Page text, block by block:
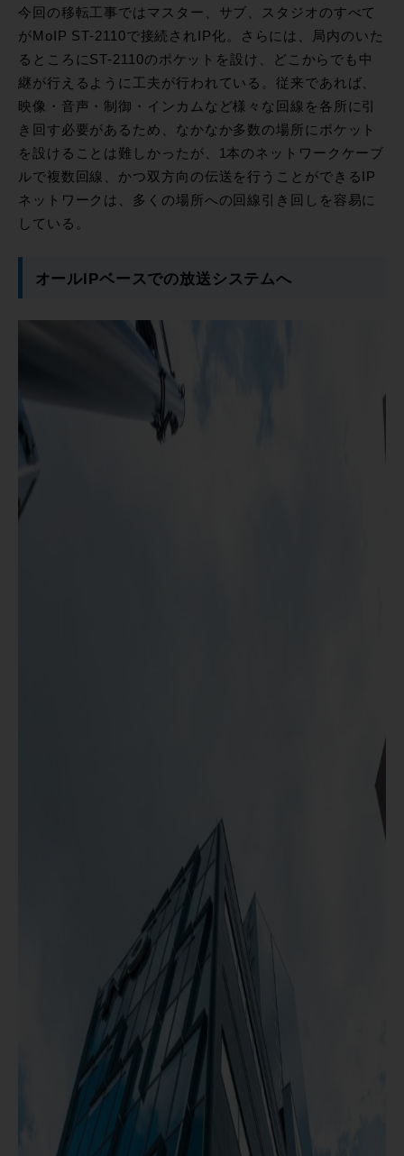
今回の移転工事ではマスター、サブ、スタジオのすべて
がMoIP ST-2110で接続されIP化。さらには、局内のいた
るところにST-2110のポケットを設け、どこからでも中
継が行えるように工夫が行われている。従来であれば、
映像・音声・制御・インカムなど様々な回線を各所に引
き回す必要があるため、なかなか多数の場所にポケット
を設けることは難しかったが、1本のネットワークケーブ
ルで複数回線、かつ双方向の伝送を行うことができるIP
ネットワークは、多くの場所への回線引き回しを容易に
している。
オールIPベースでの放送システムへ